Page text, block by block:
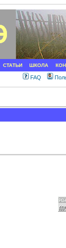
СТАТЬИ ШКОЛА
FAQ